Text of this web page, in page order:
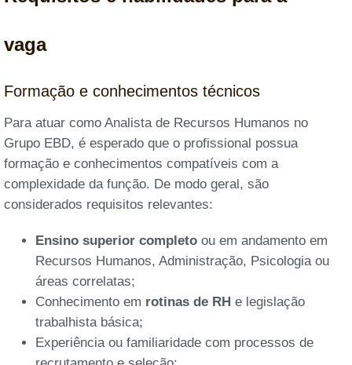
vaga
Formação e conhecimentos técnicos
Para atuar como Analista de Recursos Humanos no
Grupo EBD, é esperado que o profissional possua
formação e conhecimentos compatíveis com a
complexidade da função. De modo geral, são
considerados requisitos relevantes:
Ensino superior completo ou em andamento em
Recursos Humanos, Administração, Psicologia ou
áreas correlatas;
Conhecimento em rotinas de RH e legislação
trabalhista básica;
Experiência ou familiaridade com processos de